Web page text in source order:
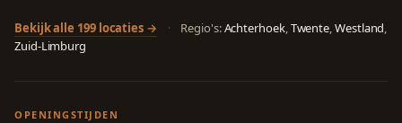
Bekijk alle 199 locaties → · Regio's:Achterhoek,Twente,Westland,
Zuid-Limburg
OPENINGSTIJDEN